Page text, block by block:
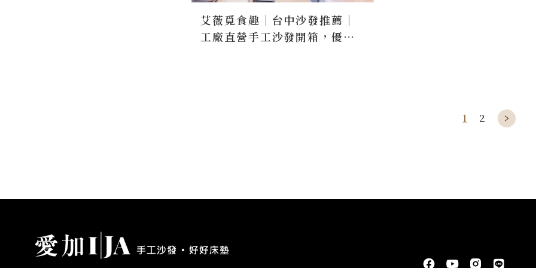
艾薇覓食趣｜台中沙發推薦｜
工廠直營手工沙發開箱，優質
1 2